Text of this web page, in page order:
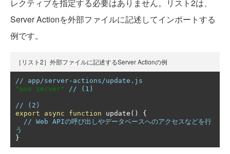
レクティブを指定する必要はありません。リスト2は、
Server Actionを外部ファイルに記述してインポートする
例です。
［リスト2］外部ファイルに記述するServer Actionの例
// app/server-actions/update.js
"use server"
// (1)
// (2)
export
async function update ()
{
// Web APIの呼び出しやデータベースへのアクセスなどを行
う
}